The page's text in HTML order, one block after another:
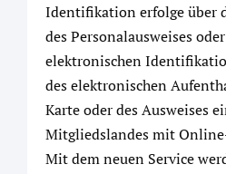
Identifikation erfolge über
des Personalausweises
elektronischen
des elektronischen
Karte oder des Ausweises
Mitgliedslandes mit
Mit dem neuen Service